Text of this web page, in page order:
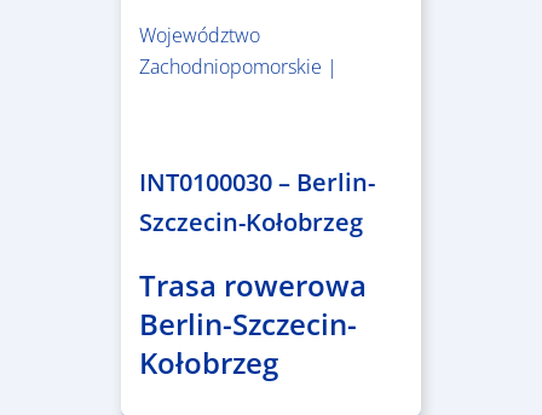
Województwo
Zachodniopomorskie |
INT0100030 – Berlin-
Szczecin-Kołobrzeg
Trasa rowerowa
Berlin-Szczecin-
Kołobrzeg